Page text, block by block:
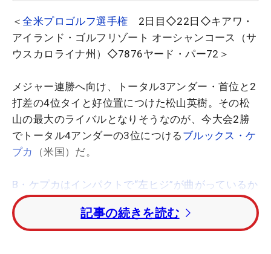
＜全米プロゴルフ選手権 2日目◇22日◇キアワ・
アイランド・ゴルフリゾート オーシャンコース（サ
ウスカロライナ州）◇7876ヤード・パー72＞
メジャー連勝へ向け、トータル3アンダー・首位と2
打差の4位タイと好位置につけた松山英樹。その松
山の最大のライバルとなりそうなのが、今大会2勝
でトータル4アンダーの3位につける ブルックス・ケ
プカ
（米国）だ。
B・ケプカはインパクトで“左ヒジ”が曲がっているか
ら強く叩ける【連続写真】
ケプカは2019年秋に左ヒザを痛め、今年3月に今度
記事の続きを読む